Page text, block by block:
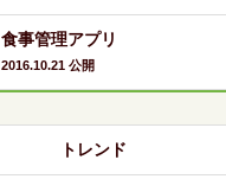
食事管理アプリ
2016.10.21 公開
トレンド